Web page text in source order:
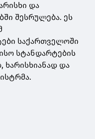
და
შესრულება. ეს
საქართველოში
სტანდარტების
ხარისხიანად და